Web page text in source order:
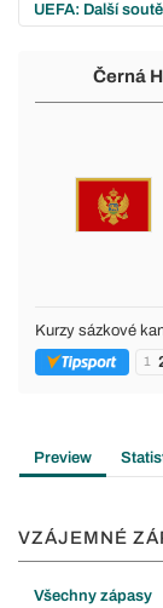
UEFA: Další
Černá
Kurzy sázkové
1
Preview
VZÁJEMNÉ
Všechny zápasy